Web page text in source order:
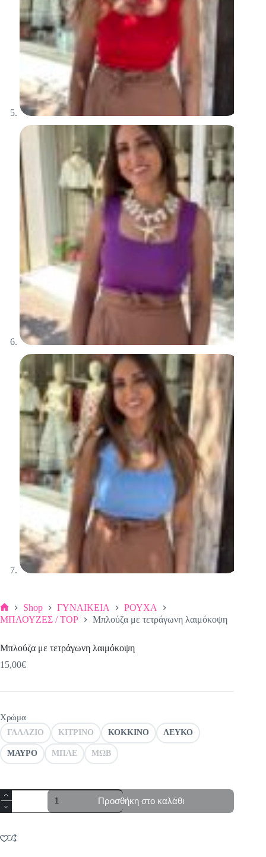
Αρχική
Shop ΓΥΝΑΙΚΕΙΑ
ΡΟΥΧΑ
ΜΠΛΟΥΖΕΣ / TOP
Μπλούζα με τετράγωνη λαιμόκοψη
Μπλούζα με τετράγωνη λαιμόκοψη
15,00€
Χρώμα
ΓΑΛΑΖΙΟ ΚΙΤΡΙΝΟ ΚΟΚΚΙΝΟ ΛΕΥΚΟ
ΜΑΥΡΟ ΜΠΛΕ ΜΩΒ
Μπλούζα
με
τετράγωνη
ποσότητα
Προσθήκη στο καλάθι